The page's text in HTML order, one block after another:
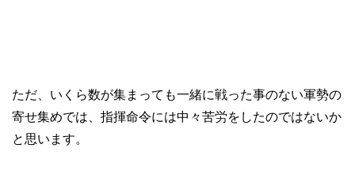
ただ、いくら数が集まっても一緒に戦った事のない軍勢の
寄せ集めでは、指揮命令には中々苦労をしたのではないか
と思います。